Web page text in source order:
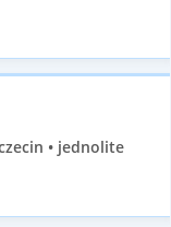
• jednolite